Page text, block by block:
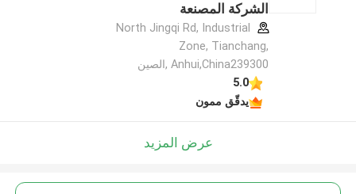
الشركة المصنعة
North Jingqi Rd, Industrial
Zone, Tianchang,
Anhui,China239300 ,الصين
5.0
يدقّق ممون
عرض المزيد